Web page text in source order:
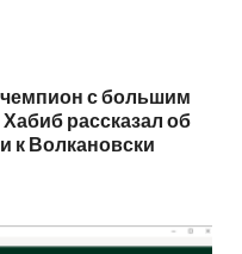
с большим
рассказал об
к Волкановски